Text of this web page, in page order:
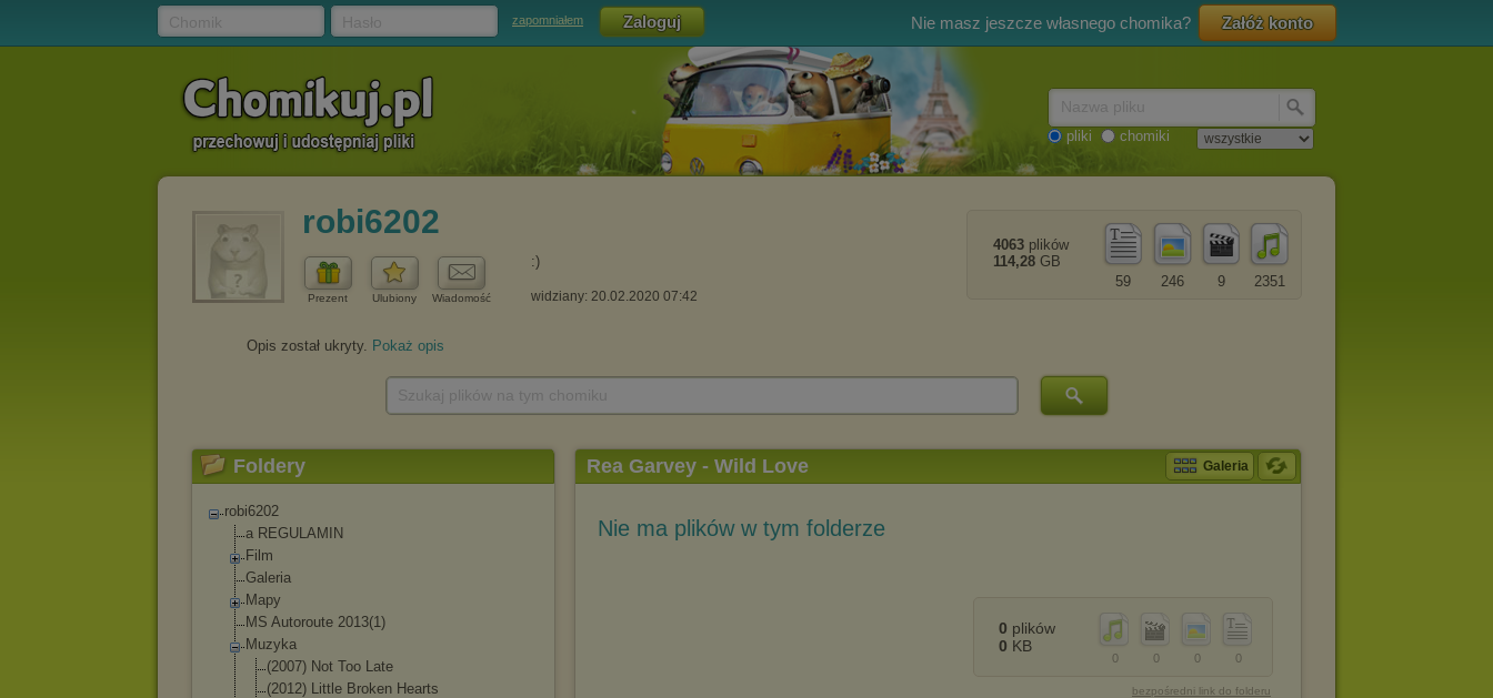
zapomniałem Nie masz jeszcze własnego chomika? Załóż konto
pliki chomiki
robi6202
Prezent Ulubiony Wiadomość
:)
widziany: 20.02.2020 07:42
2351
9
246
59
4063 plików
114,28 GB
Opis został ukryty. Pokaż opis
Foldery
robi6202
a REGULAMIN
Film
Galeria
Mapy
MS Autoroute 2013(1)
Muzyka
(2007) Not Too Late
(2012) Little Broken Hearts
Rea Garvey - Wild Love Galeria
Nie ma plików w tym folderze
0
0
0
0
0 plików
0 KB
bezpośredni link do folderu